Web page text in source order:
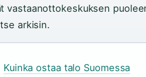
vastaanottokeskuksen
arkisin.
Kuinka ostaa talo Suomessa